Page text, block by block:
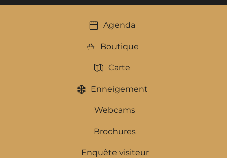
Agenda
Boutique
Carte
Enneigement
Webcams
Brochures
Enquête visiteur